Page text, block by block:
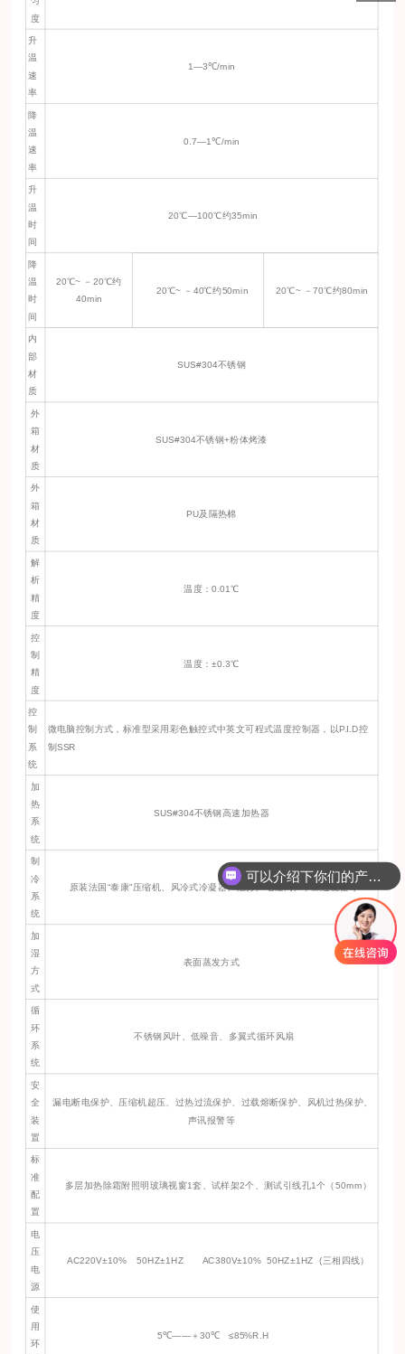
度
升
温
速
率
1—3℃/min
降
温
速
率
0.7—1℃/min
升
温
时
间
20℃—100℃约35min
降
温
时
间
20℃~ －20℃约
40min
20℃~ －40℃约50min 20℃~ －70℃约80min
内
部
材
质
SUS#304不锈钢
外
箱
材
质
SUS#304不锈钢+粉体烤漆
外
箱
材
质
PU及隔热棉
解
析
精
度
温度：0.01℃
控
制
精
度
温度：±0.3℃
控
制
系
统
微电脑控制方式，标准型采用彩色触控式中英文可程式温度控制器，以P.I.D控
制SSR
加
热
系
统
SUS#304不锈钢高速加热器
制
冷
系
统
原装法国“泰康"压缩机、风冷式冷凝器、油分、电磁阀、干燥过滤器等
加
湿
方
式
表面蒸发方式
循
环
系
统
不锈钢风叶、低噪音、多翼式循环风扇
安
全
装
置
漏电断电保护、压缩机超压、过热过流保护、过载熔断保护、风机过热保护、
声讯报警等
标
准
配
置
多层加热除霜附照明玻璃视窗1套、试样架2个、测试引线孔1个（50mm）
电
压
电
源
AC220V±10% 50HZ±1HZ AC380V±10% 50HZ±1HZ (三相四线）
使
用
环
5℃——＋30℃ ≤85%R.H
可以介绍下你们的产品么？